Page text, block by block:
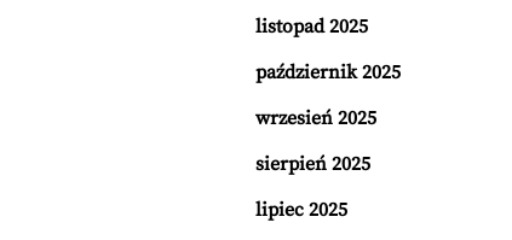
listopad 2025
październik 2025
wrzesień 2025
sierpień 2025
lipiec 2025